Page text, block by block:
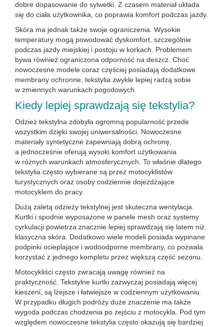
dobre dopasowanie do sylwetki. Z czasem materiał układa
się do ciała użytkownika, co poprawia komfort podczas jazdy.
Skóra ma jednak także swoje ograniczenia. Wysokie
temperatury mogą powodować dyskomfort, szczególnie
podczas jazdy miejskiej i postoju w korkach. Problemem
bywa również ograniczona odporność na deszcz. Choć
nowoczesne modele coraz częściej posiadają dodatkowe
membrany ochronne, tekstylia zwykle lepiej radzą sobie
w zmiennych warunkach pogodowych.
Kiedy lepiej sprawdzają się tekstylia?
Odzież tekstylna zdobyła ogromną popularność przede
wszystkim dzięki swojej uniwersalności. Nowoczesne
materiały syntetyczne zapewniają dobrą ochronę,
a jednocześnie oferują wysoki komfort użytkowania
w różnych warunkach atmosferycznych. To właśnie dlatego
tekstylia często wybierane są przez motocyklistów
turystycznych oraz osoby codziennie dojeżdżające
motocyklem do pracy.
Dużą zaletą odzieży tekstylnej jest skuteczna wentylacja.
Kurtki i spodnie wyposażone w panele mesh oraz systemy
cyrkulacji powietrza znacznie lepiej sprawdzają się latem niż
klasyczna skóra. Dodatkowo wiele modeli posiada wypinane
podpinki ocieplające i wodoodporne membrany, co pozwala
korzystać z jednego kompletu przez większą część sezonu.
Motocykliści często zwracają uwagę również na
praktyczność. Tekstylne kurtki zazwyczaj posiadają więcej
kieszeni, są lżejsze i łatwiejsze w codziennym użytkowaniu.
W przypadku długich podróży duże znaczenie ma także
wygoda podczas chodzenia po zejściu z motocykla. Pod tym
względem nowoczesne tekstylia często okazują się bardziej